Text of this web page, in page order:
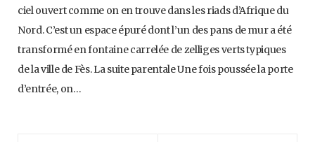
ciel ouvert comme on en trouve dans les riads d’Afrique du
Nord. C’est un espace épuré dont l’un des pans de mur a été
transformé en fontaine carrelée de zelliges verts typiques
de la ville de Fès. La suite parentale Une fois poussée la porte
d’entrée, on…